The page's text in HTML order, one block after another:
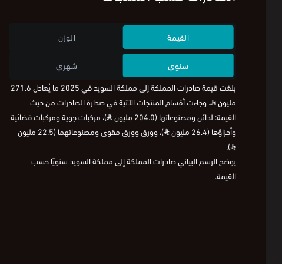
القيمة الوزن
سنوي
شهري
بلغت قيمة صادرات المملكة إلى مملكة السويد في 2025 ما يُعادل 271.6
مليون⃁. وجاءت أقسام المنتجات الآتية في صدارة الصادرات من حيث
القيمة: لدائن ومصنوعاتها (204.0 مليون
⃁)، مركبات جوية ومركبات فضائية
وأجزاؤها (26.4 مليون
⃁)، وورق وورق مقوى ومصنوعاتهما (22.5 مليون
⃁
).
يوضح الرسم البياني صادرات المملكة إلى مملكة السويد سنويًا حسب
القيمة.